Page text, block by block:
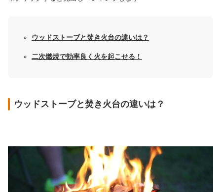
ウッドストーブと焚き火台の違いは？
二次燃焼で効率良く火を起こせる！
ウッドストーブと焚き火台の違いは？